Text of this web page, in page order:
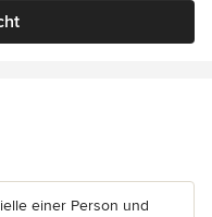
5 Sternen
einer Person und